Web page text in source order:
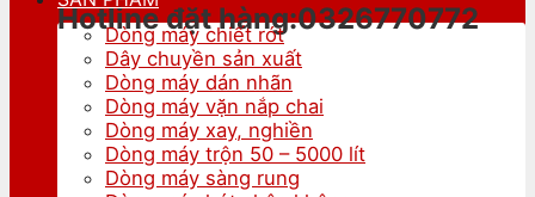
Hotline đặt hàng:0326770772
Dòng máy chiết rót
Dây chuyền sản xuất
Dòng máy dán nhãn
Dòng máy vặn nắp chai
Dòng máy xay, nghiền
Dòng máy trộn 50 – 5000 lít
Dòng máy sàng rung